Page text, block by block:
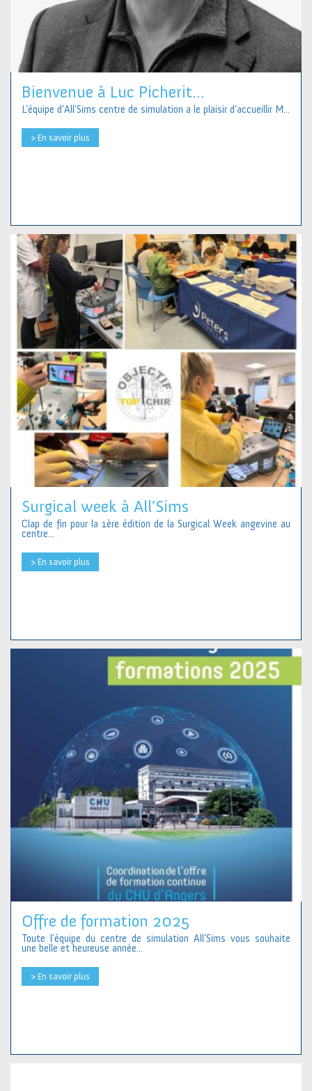
Bienvenue à Luc Picherit...
L’équipe d’All’Sims centre de simulation a le plaisir d’accueillir M...
> En savoir plus
Surgical week à All’Sims
Clap de fin pour la 1ère édition de la Surgical Week angevine au
centre...
> En savoir plus
Offre de formation 2025
Toute l’équipe du centre de simulation All’Sims vous souhaite
une belle et heureuse année...
> En savoir plus